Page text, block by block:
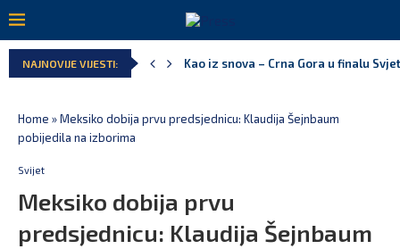
NAJNOVIJE VIJESTI:
Kao iz snova – Crna Gora u finalu
Home »Meksiko dobija prvu predsjednicu: Klaudija Šejnbaum
pobijedila na izborima
Svijet
Meksiko dobija prvu
predsjednicu: Klaudija Šejnbaum